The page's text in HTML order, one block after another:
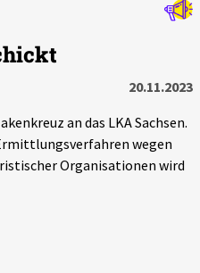
20.11.2023
an das LKA Sachsen.
wegen
Organisationen wird